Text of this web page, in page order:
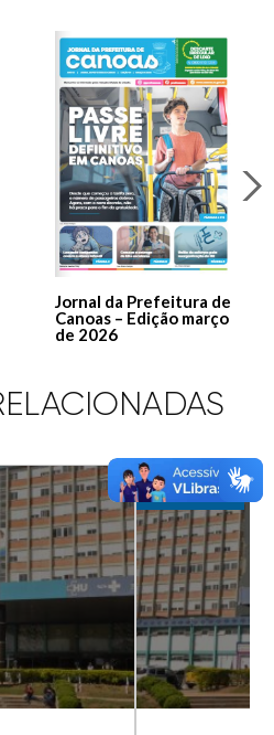
Jornal da Prefeitura de
Canoas – Edição março
de 2026
SAÚDE